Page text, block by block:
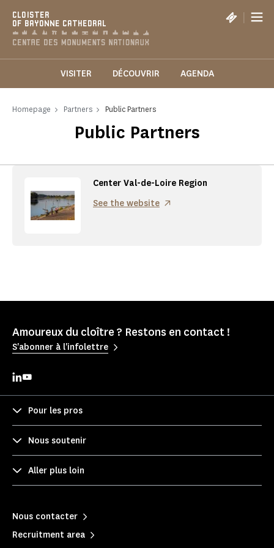
CLOISTER
OF BAYONNE CATHEDRAL
|
VISITER DÉCOUVRIR AGENDA
Homepage Partners Public Partners
Public Partners
Center Val-de-Loire Region
See the website
Amoureux du cloître ? Restons en contact !
S'abonner à l'infolettre
Pour les pros
Nous soutenir
Aller plus loin
Nous contacter
Recruitment area